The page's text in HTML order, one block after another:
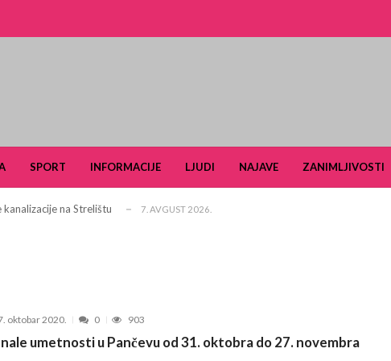
SPORT INFORMACIJE LJUDI NAJAVE ZANIMLJIVOSTI
turizam kroz prirodno i kulturno nasle... 27. APRIL 2026.
na Strelištu 7. AVGUST 2026.
a spasavao je narod u Ramu
za 2026. godinu
od 25. do 28. juna
oktobar 2020. 0 903
umetnosti u Pančevu od 31. oktobra do 27. novembra